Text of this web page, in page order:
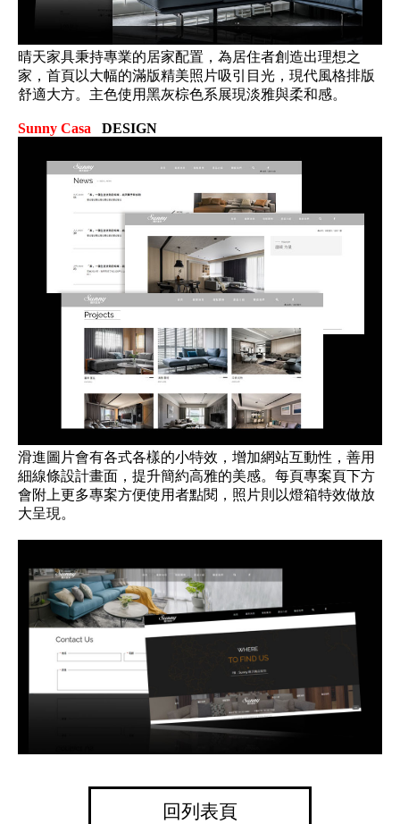
晴天家具秉持專業的居家配置，為居住者創造出理想之
家，首頁以大幅的滿版精美照片吸引目光，現代風格排版
舒適大方。主色使用黑灰棕色系展現淡雅與柔和感。
Sunny Casa DESIGN
滑進圖片會有各式各樣的小特效，增加網站互動性，善用
細線條設計畫面，提升簡約高雅的美感。每頁專案頁下方
會附上更多專案方便使用者點閱，照片則以燈箱特效做放
大呈現。
回列表頁